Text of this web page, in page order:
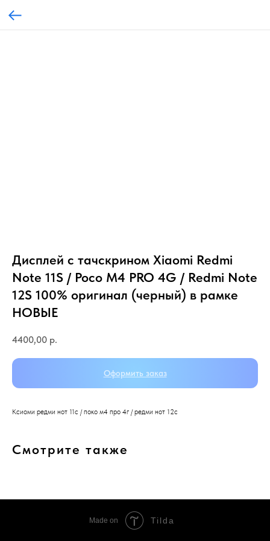
Дисплей с тачскрином Xiaomi Redmi
Note 11S / Poco M4 PRO 4G / Redmi Note
12S 100% оригинал (черный) в рамке
НОВЫЕ
4400,00 р.
Оформить заказ
Ксиоми редми нот 11с / поко м4 про 4г / редми нот 12с
Смотрите также
Made on Tilda